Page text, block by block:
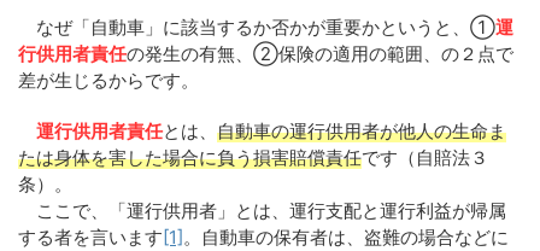
なぜ「自動車」に該当するか否かが重要かというと、①運
行供用者責任の発生の有無、②保険の適用の範囲、の２点で
差が生じるからです。
運行供用者責任とは、 自動車の運行供用者が他人の生命ま
たは身体を害した場合に負う損害賠償責任です（自賠法３
条）。
ここで、「運行供用者」とは、運行支配と運行利益が帰属
する者を言います[1]。自動車の保有者は、盗難の場合などに